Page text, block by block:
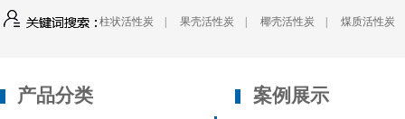
柱状活性炭 果壳活性炭 椰壳活性炭 煤质活性炭
产品分类 案例展示